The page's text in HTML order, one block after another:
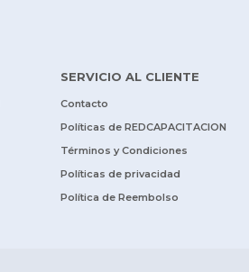
SERVICIO AL CLIENTE
Contacto
Políticas de REDCAPACITACION
Términos y Condiciones
Políticas de privacidad
Política de Reembolso